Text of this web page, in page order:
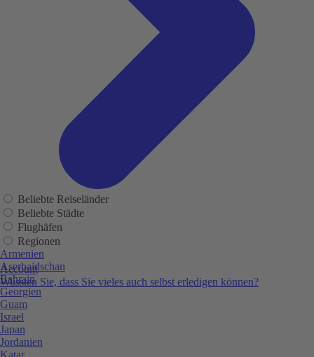
Account
Wussten Sie, dass Sie vieles auch selbst erledigen können?
Beliebte Reiseländer
Beliebte Städte
Flughäfen
Regionen
Armenien
Aserbaidschan
Bahrain
Georgien
Guam
Israel
Japan
Jordanien
Katar